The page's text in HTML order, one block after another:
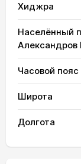
Хиджра
Населённый
Александров
Часовой пояс
Широта
Долгота